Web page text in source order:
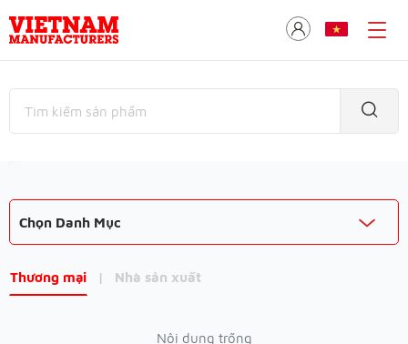
Chọn Danh Mục
Thương mại | Nhà sản xuất
Nội dung trống